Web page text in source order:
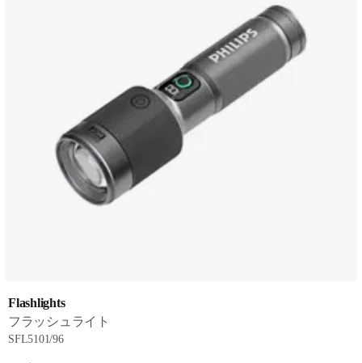
Flashlights
フラッシュライト
SFL5101/96